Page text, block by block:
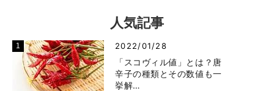
人気記事
2022/01/28
「スコヴィル値」とは？唐
辛子の種類とその数値も一
挙解…